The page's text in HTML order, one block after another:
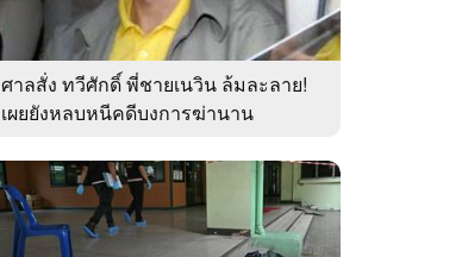
ศาลสั่ง ทวีศักดิ์ พี่ชายเนวิน ล้มละลาย!
เผยยังหลบหนีคดีบงการฆ่านาน